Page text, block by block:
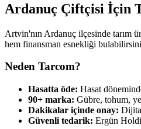
Ardanuç Çiftçisi İçin
Artvin'nın Ardanuç ilçesinde tarım
hem finansman esnekliği
Neden Tarcom?
Hasatta öde: Hasat
90+ marka: Gübre, tohum,
Dakikalar içinde onay:
Güvenli tedarik: Ergün